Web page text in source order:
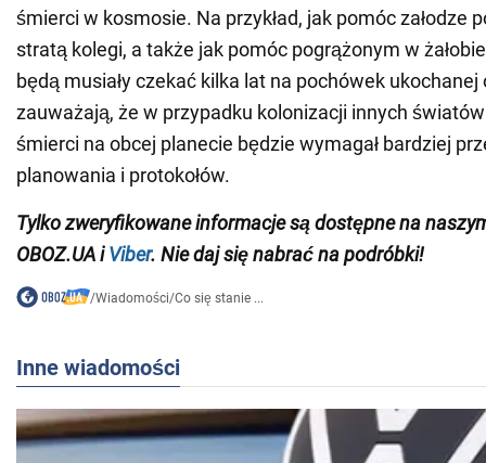
śmierci w kosmosie. Na przykład, jak pomóc załodze
stratą kolegi, a także jak pomóc pogrążonym w
będą musiały czekać kilka lat na pochówek
zauważają, że w przypadku kolonizacji innych
śmierci na obcej planecie będzie wymagał bardziej
planowania i protokołów.
Tylko zweryfikowane informacje są dostępne na
OBOZ.UA iViber. Nie daj się nabrać na podróbki!
/Wiadomości/Co się stanie ...
Inne wiadomości